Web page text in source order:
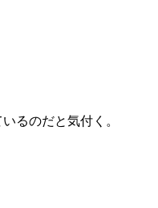
るのだと気付く。